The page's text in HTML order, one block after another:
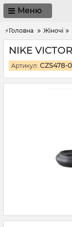
Меню
⚡Головна Жіночі
NIKE
Артикул: CZ5478-